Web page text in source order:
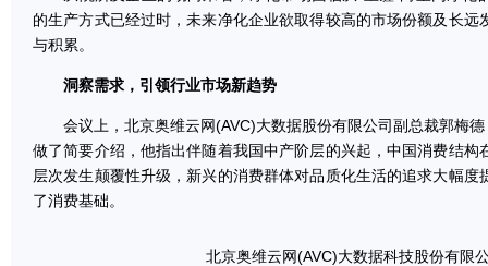
的生产方式已经过时，未来净化企业欲取得较高的市场份额及长
与积累。
洞察需求，引领行业市场新趋势
会议上，北京奥维云网(AVC)大数据股份有限公司副总裁郭梅德
做了简要介绍，他指出伴随着我国中产阶层的兴起，中国消费结构
层次发生颠覆性升级，新兴的消费群体对品质化生活的追求大幅
了消费基础。
北京奥维云网(AVC)大数据科技股份有限